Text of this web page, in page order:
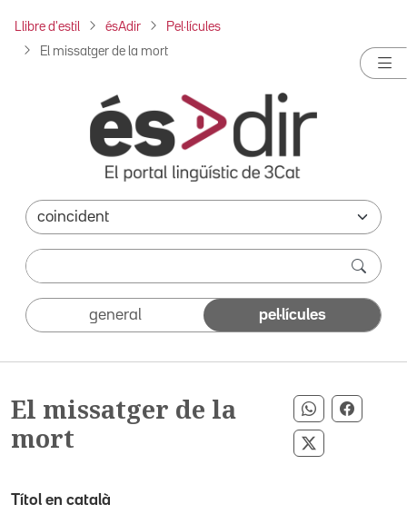
Llibre d'estil ésAdir Pel·lícules
El missatger de la mort
general pel·lícules
El missatger de la
mort
Compartir
Compartir
Títol en català